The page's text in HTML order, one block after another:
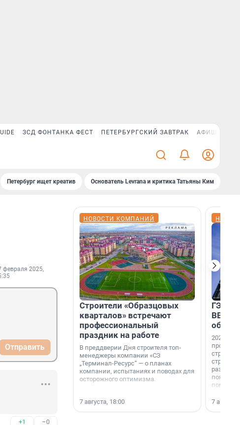
ЗСД ФОНТАНКА ФЕСТ ПЕТЕРБУРГСКИЙ ЗАВТРАК АФИША PLUS
Петербург ищет креатив Основатель Levrana и критика Татьяны Ким
февраля 2025,
Отправить
+1 –0
НОВОСТИ КОМПАНИЙ
Строители «Образцовых
кварталов» встречают
профессиональный
праздник на работе
В преддверии Дня строителя топ-
менеджеры компании «СЗ
„Терминал-Ресурс“ — о планах
компании, испытаниях и поводах для
осторожного оптимизма.
7 августа, 18:00
ГЭС,
ВВП: в
об
2026-й —
раз. В
7